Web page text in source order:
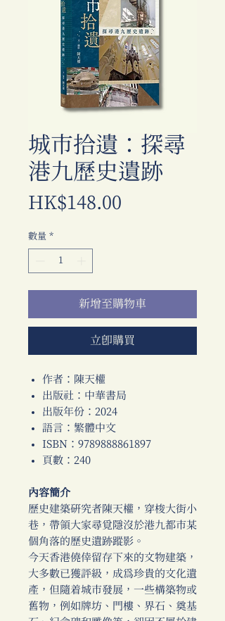
城市拾遺：探尋
港九歷史遺跡
HK$148.00
數量 *
新增至購物車
立即購買
作者：陳天權
出版社：中華書局
出版年份：2024
語言：繁體中文
ISBN：9789888861897
頁數：240
內容簡介
歷史建築研究者陳天權，穿梭大街小
巷，帶領大家尋覓隱沒於港九都市某
個角落的歷史遺跡蹤影。
今天香港僥倖留存下來的文物建築，
大多數已獲評級，成為珍貴的文化遺
產，但隨着城市發展，一些構築物或
舊物，例如牌坊、門樓、界石、奠基